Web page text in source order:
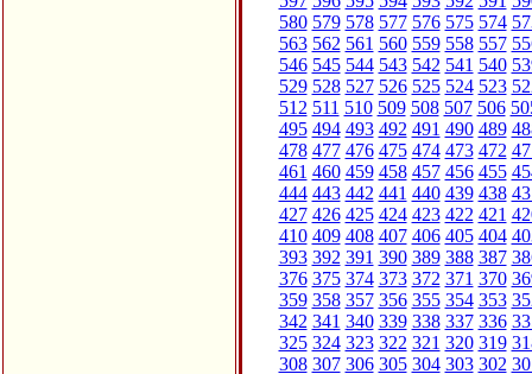
580 579 578 577 576 575 574
563 562 561 560 559 558 557
546 545 544 543 542 541 540
529 528 527 526 525 524 523
512 511 510 509 508 507 506
495 494 493 492 491 490 489
478 477 476 475 474 473 472
461 460 459 458 457 456 455
444 443 442 441 440 439 438
427 426 425 424 423 422 421
410 409 408 407 406 405 404
393 392 391 390 389 388 387
376 375 374 373 372 371 370
359 358 357 356 355 354 353
342 341 340 339 338 337 336
325 324 323 322 321 320 319
308 307 306 305 304 303 302